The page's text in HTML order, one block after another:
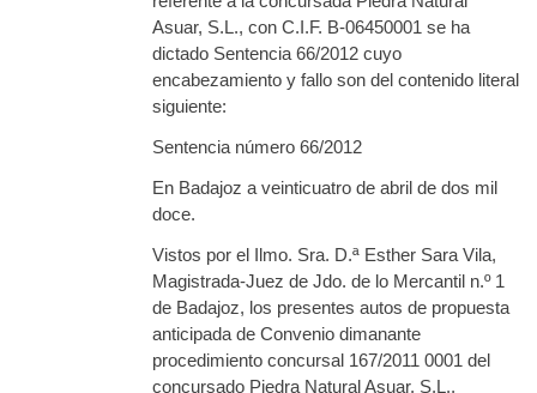
Asuar, S.L., con C.I.F. B-06450001 se ha
dictado Sentencia 66/2012 cuyo
encabezamiento y fallo son del contenido literal
siguiente:
Sentencia número 66/2012
En Badajoz a veinticuatro de abril de dos mil
doce.
Vistos por el Ilmo. Sra. D.ª Esther Sara Vila,
Magistrada-Juez de Jdo. de lo Mercantil n.º 1
de Badajoz, los presentes autos de propuesta
anticipada de Convenio dimanante
procedimiento concursal 167/2011 0001 del
concursado Piedra Natural Asuar, S.L.,